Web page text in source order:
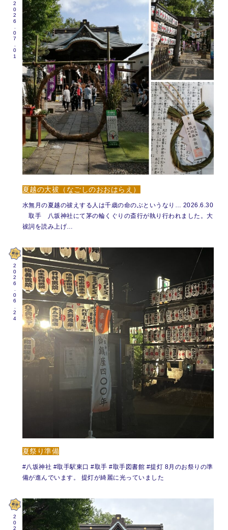
2026.07.01
夏越の大祓（なごしのおおはらえ）
水無月の夏越の祓えする人は千歳の命のぶというなり… 2026.6.30
取手 八坂神社にて茅の輪くぐりの斎行が執り行われました。大
祓詞を読み上げ…
2026.06.24
夏祭り準備
#八坂神社 #取手駅東口 #取手 #取手図書館 #提灯 8月のお祭りの準
備が進んでいます。 提灯が綺麗に光っていました